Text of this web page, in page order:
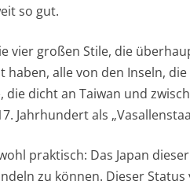
so gut.
vier großen Stile, die
haben, alle von den Inseln,
die dicht an Taiwan und
Jahrhundert als
praktisch: Das Japan
zu können. Dieser